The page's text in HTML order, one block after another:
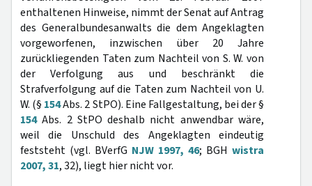
enthaltenen Hinweise, nimmt der Senat auf Antrag
des Generalbundesanwalts die dem Angeklagten
vorgeworfenen, inzwischen über 20 Jahre
zurückliegenden Taten zum Nachteil von S. W. von
der Verfolgung aus und beschränkt die
Strafverfolgung auf die Taten zum Nachteil von U.
W. (§ 154Abs. 2 StPO). Eine Fallgestaltung, bei der §
154Abs. 2 StPO deshalb nicht anwendbar wäre,
weil die Unschuld des Angeklagten eindeutig
feststeht (vgl. BVerfG NJW 1997, 46; BGH wistra
2007, 31, 32), liegt hier nicht vor.